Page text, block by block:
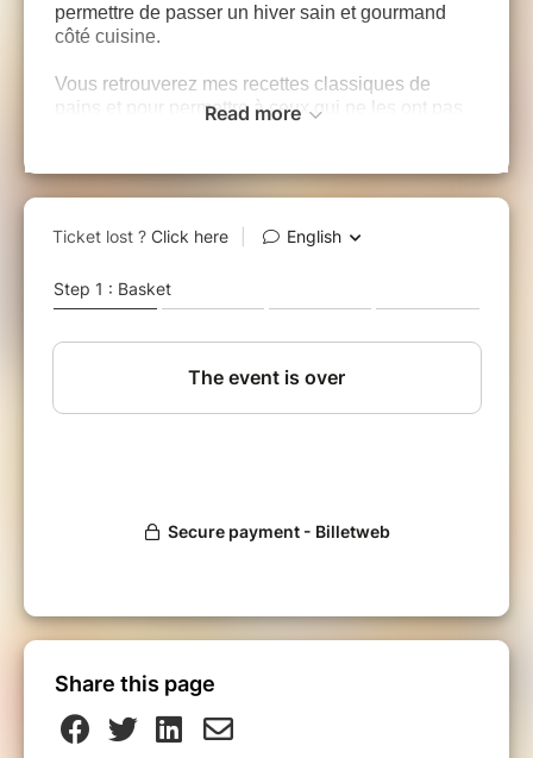
permettre de passer un hiver sain et gourmand
côté cuisine.
Vous retrouverez mes recettes classiques de
pains et pour permettre à ceux qui ne les ont pas
Je vous propsoe des recettes mijotées dans la
soupière qui je le sais est souvent rangée au
placard ...et bien entendu des recettes toujours
faciles et pour vous accompagner au quotidien
alors tu vas t'éclater pour toute la saison hivernale
- Pain aux graines
- Pain à la châtaigne
- Quinoa cake
- Gaufres de potimarron
Read more
Share this page